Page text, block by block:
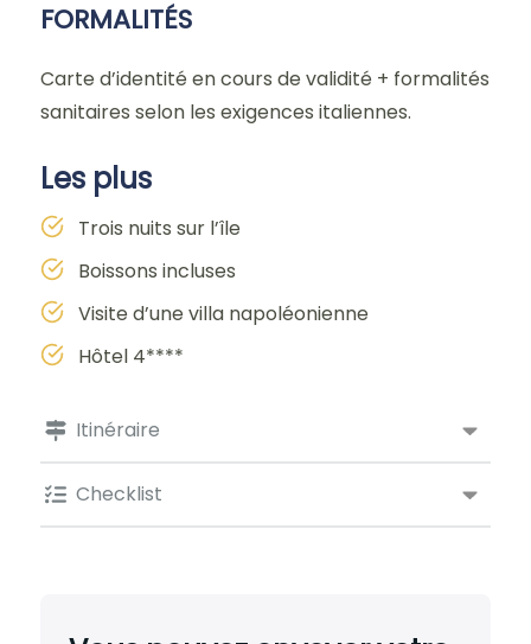
Itinéraire
Checklist
FORMALITÉS
Carte d’identité en cours de validité + formalités
sanitaires selon les exigences italiennes.
Les plus
Trois nuits sur l’île
Boissons incluses
Visite d’une villa napoléonienne
Hôtel 4****